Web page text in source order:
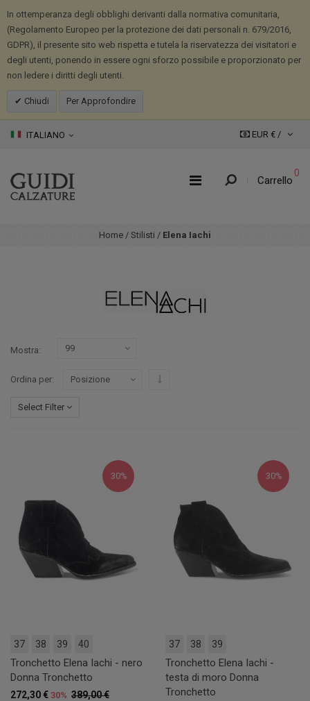
In ottemperanza degli obblighi derivanti dalla normativa comunitaria,
(Regolamento Europeo per la protezione dei dati personali n. 679/2016,
GDPR), il presente sito web rispetta e tutela la riservatezza dei visitatori e
degli utenti, ponendo in essere ogni sforzo possibile e proporzionato per
non ledere i diritti degli utenti.
Chiudi Per Approfondire
ITALIANO EUR € /
Carrello
0
Home / Stilisti / Elena Iachi
Mostra
Ordina per
Select Filter
30%
37 38 39 40
Tronchetto Elena Iachi - nero
Donna Tronchetto
389,00 €
272,30 € 30%
30%
37 38 39
Tronchetto Elena Iachi -
testa di moro Donna
Tronchetto